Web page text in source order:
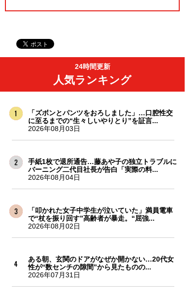
24時間更新
人気ランキング
「ズボンとパンツをおろしました」…口腔性交
に至るまでの“生々しいやりとり”を証言...
2026年08月03日
手紙1枚で退所通告…藤あや子の独立トラブルに
バーニング二代目社長が告白「実際の料...
2026年08月04日
「叩かれた女子中学生が泣いていた」満員電車
で“杖を振り回す”高齢者が暴走。“屈強...
2026年08月02日
ある朝、玄関のドアがなぜか開かない…20代女
性が“数センチの隙間”から見たものの...
2026年07月31日